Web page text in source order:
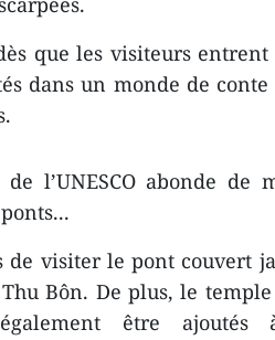
que les visiteurs
dans un monde de
l’UNESCO abonde de
de visiter le pont couvert
Bôn. De plus, le temple
être